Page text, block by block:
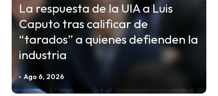
a
s
La respuesta de la UIA a Luis
Caputo tras calificar de
“tarados” a quienes defienden la
industria
Ago 6, 2026